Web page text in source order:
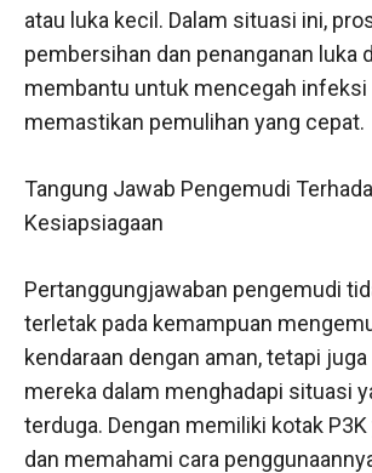
atau luka kecil. Dalam situasi ini,
pembersihan dan penanganan luka
membantu untuk mencegah infeksi
memastikan pemulihan yang cepat.
Tangung Jawab Pengemudi
Kesiapsiagaan
Pertanggungjawaban pengemudi
terletak pada kemampuan
kendaraan dengan aman, tetapi
mereka dalam menghadapi situasi
terduga. Dengan memiliki kotak
dan memahami cara